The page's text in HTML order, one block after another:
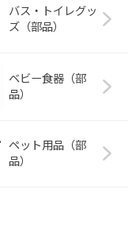
バス・トイレグッ
ズ（部品）
ベビー食器（部
品）
ペット用品（部
品）